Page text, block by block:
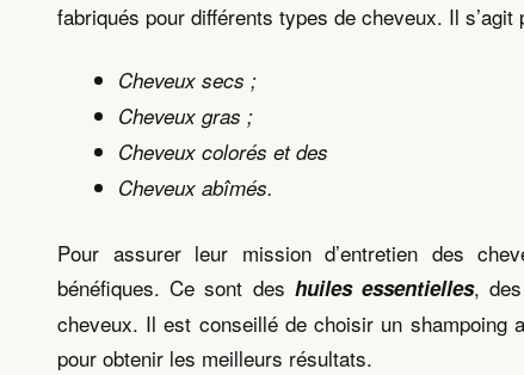
fabriqués pour différents types de cheveux. Il s’agit
Cheveux secs ;
Cheveux gras ;
Cheveux colorés et des
Cheveux abîmés.
Pour assurer leur mission d’entretien des
bénéfiques. Ce sont des huiles essentielles,
cheveux. Il est conseillé de choisir un shampoing
pour obtenir les meilleurs résultats.